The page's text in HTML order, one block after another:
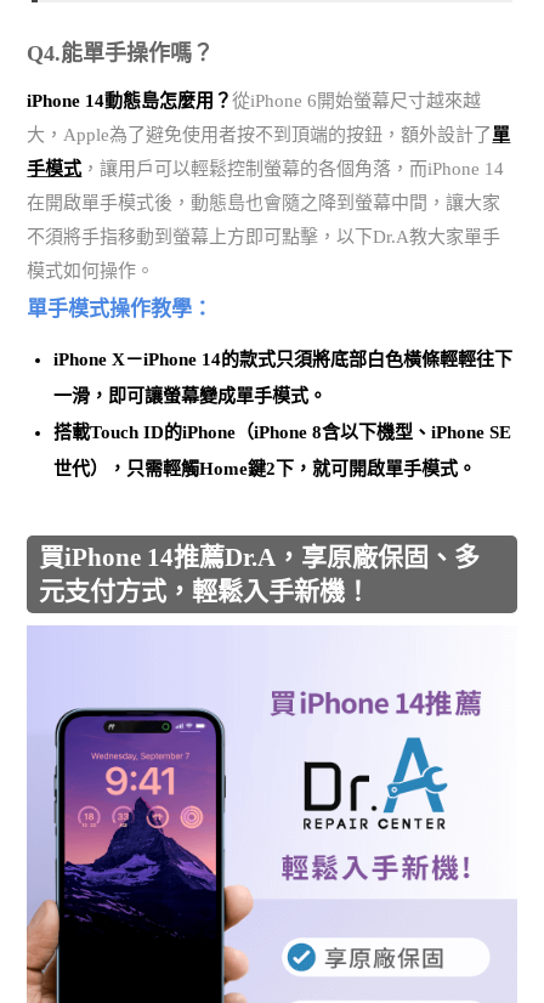
Q4.能單手操作嗎？
iPhone 14動態島怎麼用？從iPhone 6開始螢幕尺寸越來越
大，Apple為了避免使用者按不到頂端的按鈕，額外設計了單
手模式 ，讓用戶可以輕鬆控制螢幕的各個角落，而iPhone 14
在開啟單手模式後，動態島也會隨之降到螢幕中間，讓大家
不須將手指移動到螢幕上方即可點擊，以下Dr.A教大家單手
模式如何操作。
單手模式操作教學：
iPhone X－iPhone 14的款式只須將底部白色橫條輕輕往下
一滑，即可讓螢幕變成單手模式。
搭載Touch ID的iPhone（iPhone 8含以下機型、iPhone SE
世代），只需輕觸Home鍵2下，就可開啟單手模式。
買iPhone 14推薦Dr.A，享原廠保固、多
元支付方式，輕鬆入手新機！